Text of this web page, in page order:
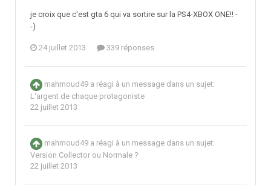
je croix que c'est gta 6 qui va sortire sur la PS4-XBOX ONE!! -
-)
24 juillet 2013 339 réponses
mahmoud49 a réagi à un message dans un sujet:
L'argent de chaque protagoniste
22 juillet 2013
mahmoud49 a réagi à un message dans un sujet:
Version Collector ou Normale ?
22 juillet 2013